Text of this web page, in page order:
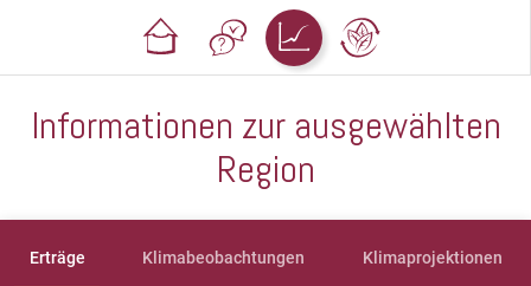
Informationen zur ausgewählten
Region
Erträge Klimabeobachtungen Klimaprojektionen